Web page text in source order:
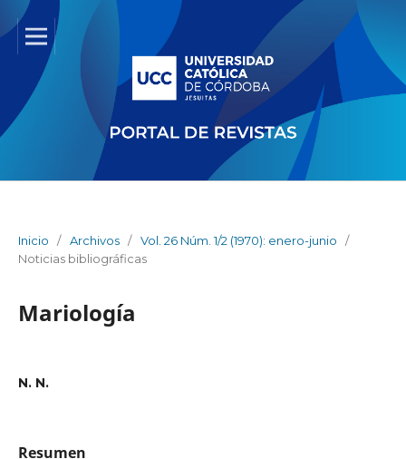
Inicio / Archivos / Vol. 26 Núm. 1/2 (1970): enero-junio
/
Noticias bibliográficas
Mariología
N. N.
Resumen